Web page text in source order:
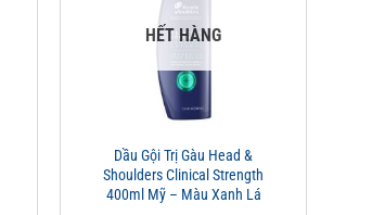
HẾT HÀNG
Dầu Gội Trị Gàu Head &
Shoulders Clinical Strength
400ml Mỹ – Màu Xanh Lá